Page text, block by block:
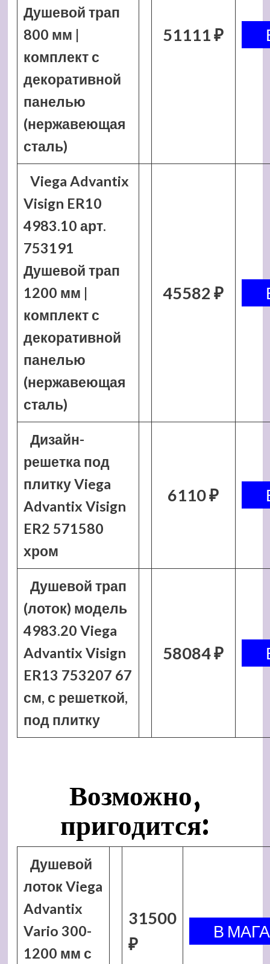
Душевой трап
800 мм |
комплект с
декоративной
панелью
(нержавеющая
сталь)
51111 ₽
Viega Advantix
Visign ER10
4983.10 арт.
753191
Душевой трап
1200 мм |
комплект с
декоративной
панелью
(нержавеющая
сталь)
45582 ₽
Дизайн-
решетка под
плитку Viega
Advantix Visign
ER2 571580
хром
6110 ₽
Душевой трап
(лоток) модель
4983.20 Viega
Advantix Visign
ER13 753207 67
см, с решеткой,
под плитку
58084 ₽
Возможно,
пригодится:
Душевой
лоток Viega
Advantix
Vario 300-
1200 мм с
31500
₽